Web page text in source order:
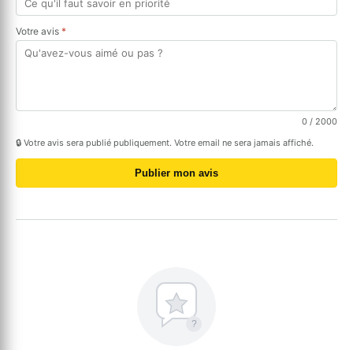
Votre avis *
0 / 2000
🔒 Votre avis sera publié publiquement. Votre email ne sera jamais affiché.
Publier mon avis
?